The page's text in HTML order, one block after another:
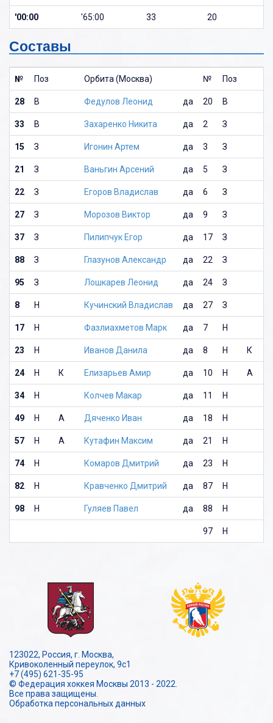
'00:00 '65:00 33 20
Составы
№ Поз Орбита (Москва) № Поз
28 В Федулов Леонид да 20 В
33 В Захаренко Никита да 2 З
15 З Игонин Артем да 3 З
21 З Ваньгин Арсений да 5 З
22 З Егоров Владислав да 6 З
27 З Морозов Виктор да 9 З
37 З Пилипчук Егор да 17 З
88 З Глазунов Александр да 22 З
95 З Лошкарев Леонид да 24 З
8 Н Кучинский Владислав да 27 З
17 Н Фазлиахметов Марк да 7 Н
23 Н Иванов Данила да 8 Н К
24 Н К Елизарьев Амир да 10 Н А
34 Н Колчев Макар да 11 Н
49 Н А Дяченко Иван да 18 Н
57 Н А Кутафин Максим да 21 Н
74 Н Комаров Дмитрий да 23 Н
82 Н Кравченко Дмитрий да 87 Н
98 Н Гуляев Павел да 88 Н
97 Н
123022, Россия, г. Москва,
Кривоколенный переулок, 9с1
+7 (495) 621-35-95
© Федерация хоккея Москвы 2013 - 2022.
Все права защищены.
Обработка персональных данных